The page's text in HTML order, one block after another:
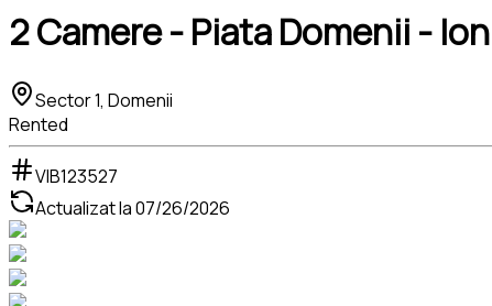
2 Camere - Piata Domenii -
Sector 1, Domenii
Rented
VIB123527
Actualizat la07/26/2026